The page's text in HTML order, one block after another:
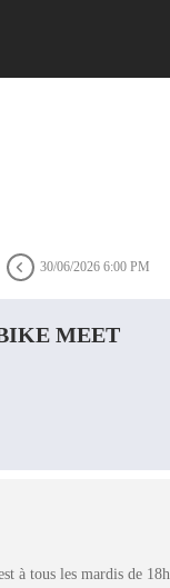
30/06/2026 6:00 PM
MEET
à tous les mardis de